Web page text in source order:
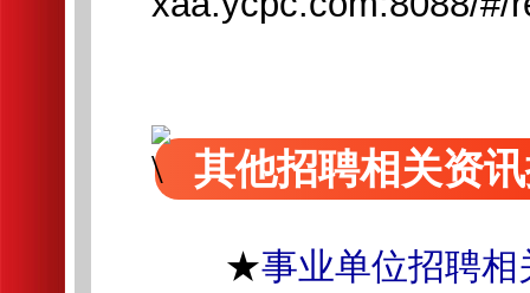
其他招聘相关资
★事业单位招聘相